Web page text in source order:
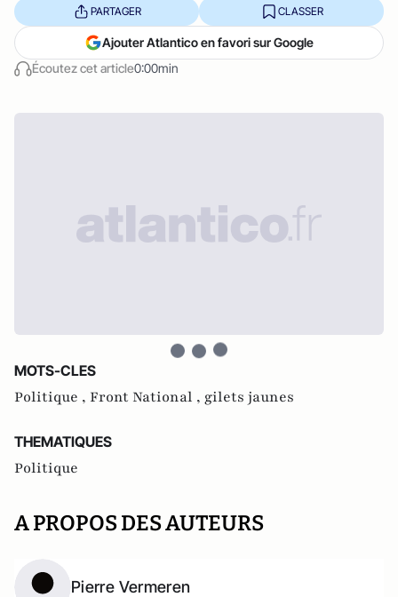
Écoutez cet article0:00min
PARTAGER CLASSER
Ajouter Atlantico en favori sur Google
MOTS-CLES
Politique , Front National , gilets jaunes
THEMATIQUES
Politique
A PROPOS DES AUTEURS
Pierre Vermeren